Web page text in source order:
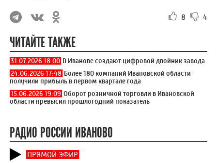
8 4
ЧИТАЙТЕ ТАКЖЕ
31.07.2026 18:00 В Иванове создают цифровой двойник завода
24.06.2026 17:48 Более 180 компаний Ивановской области
получили прибыль в первом квартале года
15.06.2026 19:09 Оборот розничной торговли в Ивановской
области превысил прошлогодний показатель
РАДИО РОССИИ ИВАНОВО
ПРЯМОЙ ЭФИР